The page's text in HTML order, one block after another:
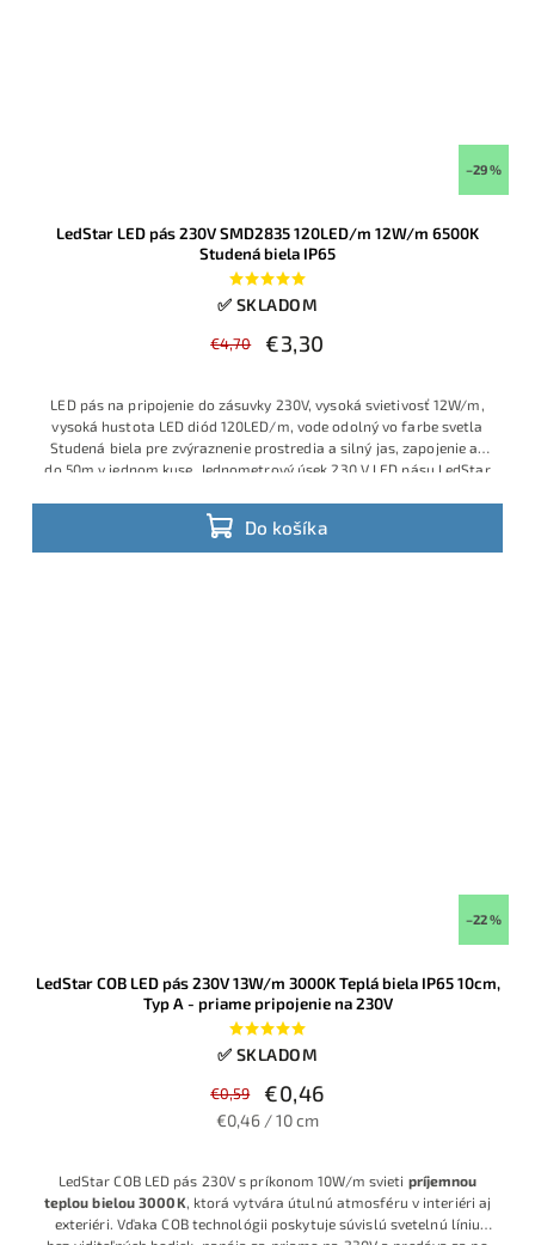
–29 %
LedStar LED pás 230V SMD2835 120LED/m 12W/m 6500K
Studená biela IP65
✅ SKLADOM
€4,70 €3,30
Do košíka
LED pás na pripojenie do zásuvky 230V, vysoká svietivosť 12W/m,
vysoká hustota LED diód 120LED/m, vode odolný vo farbe svetla
Studená biela pre zvýraznenie prostredia a silný jas, zapojenie až
do 50m v jednom kuse. Jednometrový úsek 230 V LED pásu LedStar
6500 K pri spotrebe 12 W/m.
–22 %
LedStar COB LED pás 230V 13W/m 3000K Teplá biela IP65 10cm,
Typ A - priame pripojenie na 230V
✅ SKLADOM
€0,59 €0,46
€0,46 / 10 cm
LedStar COB LED pás 230V s príkonom 10W/m svieti príjemnou
teplou bielou 3000K, ktorá vytvára útulnú atmosféru v interiéri aj
exteriéri. Vďaka COB technológii poskytuje súvislú svetelnú líniu